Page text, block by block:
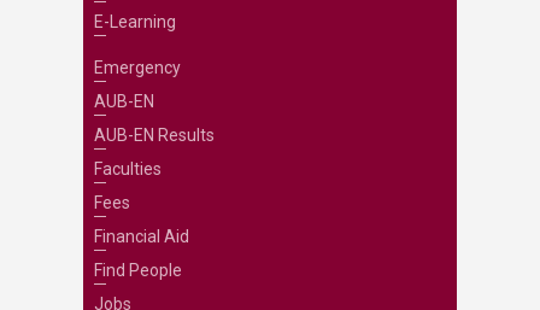
E-Learning
Emergency
AUB-EN
AUB-EN Results
Faculties
Fees
Financial Aid
Find People
Jobs